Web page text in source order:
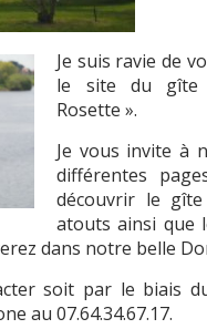
Je suis ravie de
le site du
Rosette ».
Je vous invite à
différentes
découvrir le
atouts ainsi que
dans notre belle
soit par le biais
au 07.64.34.67.17.